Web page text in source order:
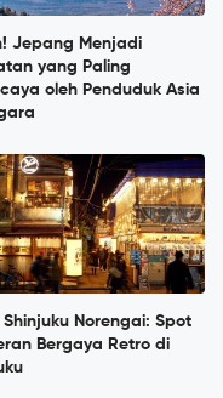
Jepang Menjadi
yang Paling
oleh Penduduk Asia
Shinjuku Norengai: Spot
Bergaya Retro di